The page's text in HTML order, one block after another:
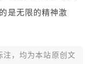
是无限的精神激
注，均为本站原创文